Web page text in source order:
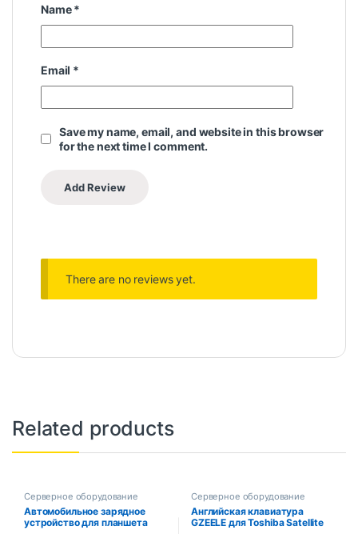
Name*
Email *
Save my name, email, and website in this browser
for the next time I comment.
There are no reviews yet.
Related products
Серверное оборудование
Автомобильное зарядное
устройство для планшета
Серверное оборудование
Английская клавиатура
GZEELE для Toshiba Satellite